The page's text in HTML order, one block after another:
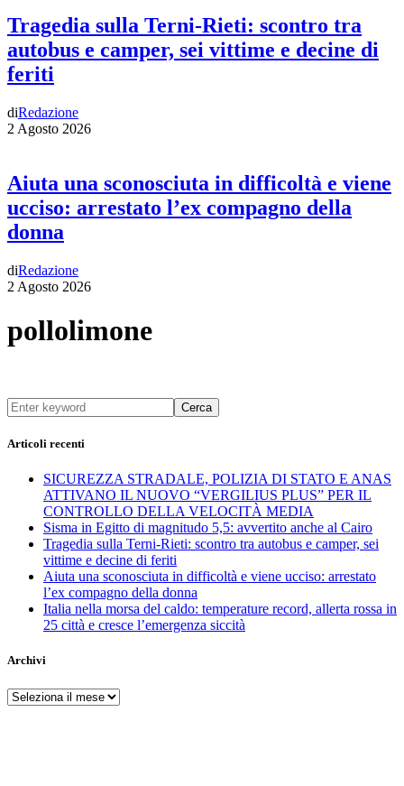
Tragedia sulla Terni-Rieti: scontro tra
autobus e camper, sei vittime e decine di
feriti
diRedazione
2 Agosto 2026
Aiuta una sconosciuta in difficoltà e viene
ucciso: arrestato l’ex compagno della
donna
diRedazione
2 Agosto 2026
pollolimone
Cerca
Articoli recenti
SICUREZZA STRADALE, POLIZIA DI STATO E ANAS
ATTIVANO IL NUOVO “VERGILIUS PLUS” PER IL
CONTROLLO DELLA VELOCITÀ MEDIA
Sisma in Egitto di magnitudo 5,5: avvertito anche al Cairo
Tragedia sulla Terni-Rieti: scontro tra autobus e camper, sei
vittime e decine di feriti
Aiuta una sconosciuta in difficoltà e viene ucciso: arrestato
l’ex compagno della donna
Italia nella morsa del caldo: temperature record, allerta rossa in
25 città e cresce l’emergenza siccità
Archivi
Archivi